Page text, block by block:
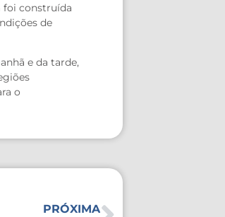
foi construída
de
e da tarde,
o
PRÓXIMA